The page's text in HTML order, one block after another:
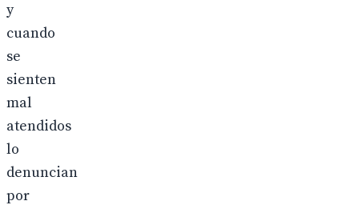
y
cuando
se
sienten
mal
atendidos
lo
denuncian
por